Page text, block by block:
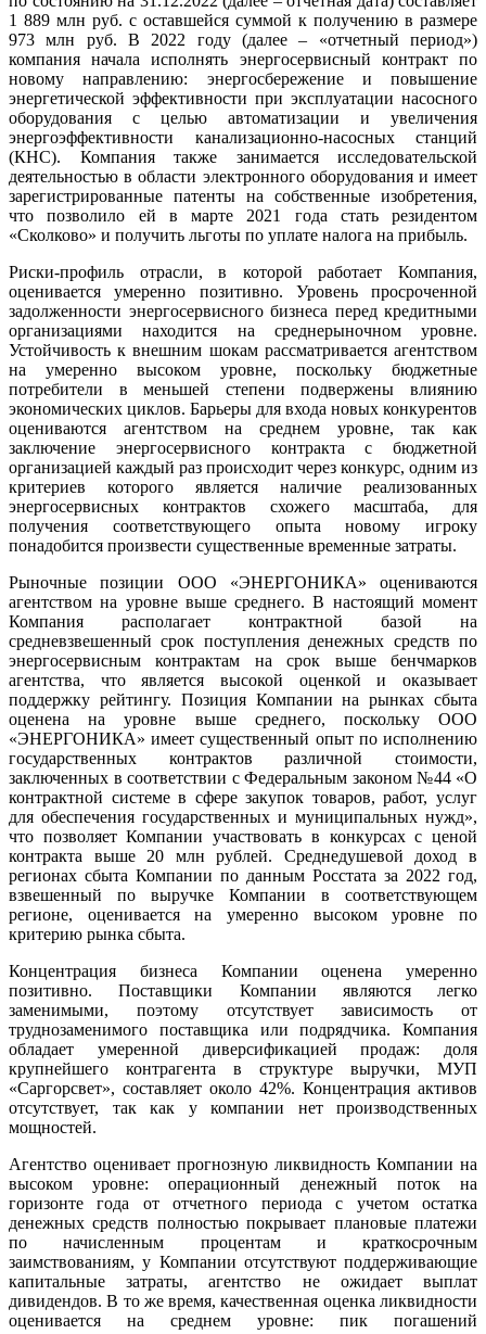
1 889 млн руб. с оставшейся суммой к получению в размере
973 млн руб. В 2022 году (далее – «отчетный период»)
компания начала исполнять энергосервисный контракт по
новому направлению: энергосбережение и повышение
энергетической эффективности при эксплуатации насосного
оборудования с целью автоматизации и увеличения
энергоэффективности канализационно-насосных станций
(КНС). Компания также занимается исследовательской
деятельностью в области электронного оборудования и имеет
зарегистрированные патенты на собственные изобретения,
что позволило ей в марте 2021 года стать резидентом
«Сколково» и получить льготы по уплате налога на прибыль.
Риски-профиль отрасли, в которой работает Компания,
оценивается умеренно позитивно. Уровень просроченной
задолженности энергосервисного бизнеса перед кредитными
организациями находится на среднерыночном уровне.
Устойчивость к внешним шокам рассматривается агентством
на умеренно высоком уровне, поскольку бюджетные
потребители в меньшей степени подвержены влиянию
экономических циклов. Барьеры для входа новых конкурентов
оцениваются агентством на среднем уровне, так как
заключение энергосервисного контракта с бюджетной
организацией каждый раз происходит через конкурс, одним из
критериев которого является наличие реализованных
энергосервисных контрактов схожего масштаба, для
получения соответствующего опыта новому игроку
понадобится произвести существенные временные затраты.
Рыночные позиции ООО «ЭНЕРГОНИКА» оцениваются
агентством на уровне выше среднего. В настоящий момент
Компания располагает контрактной базой на
средневзвешенный срок поступления денежных средств по
энергосервисным контрактам на срок выше бенчмарков
агентства, что является высокой оценкой и оказывает
поддержку рейтингу. Позиция Компании на рынках сбыта
оценена на уровне выше среднего, поскольку ООО
«ЭНЕРГОНИКА» имеет существенный опыт по исполнению
государственных контрактов различной стоимости,
заключенных в соответствии с Федеральным законом №44 «О
контрактной системе в сфере закупок товаров, работ, услуг
для обеспечения государственных и муниципальных нужд»,
что позволяет Компании участвовать в конкурсах с ценой
контракта выше 20 млн рублей. Среднедушевой доход в
регионах сбыта Компании по данным Росстата за 2022 год,
взвешенный по выручке Компании в соответствующем
регионе, оценивается на умеренно высоком уровне по
критерию рынка сбыта.
Концентрация бизнеса Компании оценена умеренно
позитивно. Поставщики Компании являются легко
заменимыми, поэтому отсутствует зависимость от
труднозаменимого поставщика или подрядчика. Компания
обладает умеренной диверсификацией продаж: доля
крупнейшего контрагента в структуре выручки, МУП
«Саргорсвет», составляет около 42%. Концентрация активов
отсутствует, так как у компании нет производственных
мощностей.
Агентство оценивает прогнозную ликвидность Компании на
высоком уровне: операционный денежный поток на
горизонте года от отчетного периода с учетом остатка
денежных средств полностью покрывает плановые платежи
по начисленным процентам и краткосрочным
заимствованиям, у Компании отсутствуют поддерживающие
капитальные затраты, агентство не ожидает выплат
дивидендов. В то же время, качественная оценка ликвидности
оценивается на среднем уровне: пик погашений